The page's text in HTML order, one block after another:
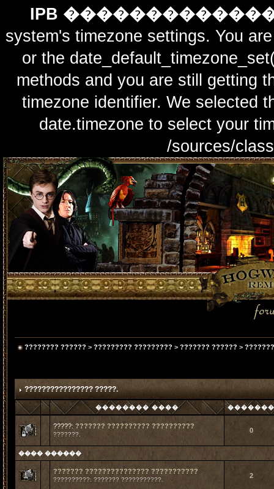
IPB
system's timezone settings. You
or the
methods and you are still getting
timezone identifier. We selected
date.timezone to select
/sources/
???????? ?????? > ????????? ????????? > ??????? ?????? >
???????????????? ?????.
�������� ���� �������
?????: ??????? ?????????? ??????????
???????.
0
���� ������
??????? ??????????????? ???????????
??????????: ??????? ???????????.
2